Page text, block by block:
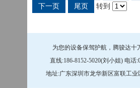
下一页
尾页 转到
为您的设备保驾护航，腾骏达十
直线:186-8152-5020(刘小姐) 电话
地址:广东深圳市龙华新区富联工业